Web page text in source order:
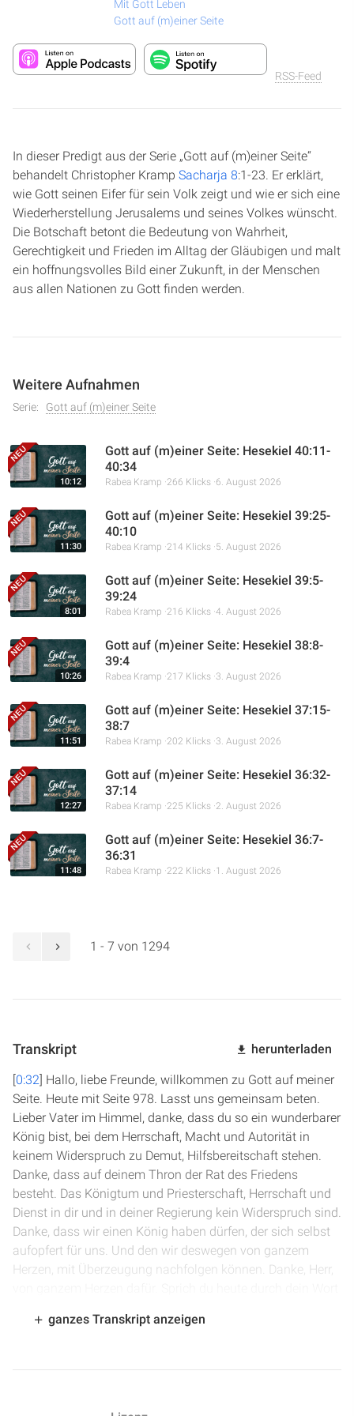
Mit Gott Leben
Gott auf (m)einer Seite
RSS-Feed
In dieser Predigt aus der Serie „Gott auf (m)einer Seite“
behandelt Christopher Kramp Sacharja 8:1-23. Er erklärt,
wie Gott seinen Eifer für sein Volk zeigt und wie er sich eine
Wiederherstellung Jerusalems und seines Volkes wünscht.
Die Botschaft betont die Bedeutung von Wahrheit,
Gerechtigkeit und Frieden im Alltag der Gläubigen und malt
ein hoffnungsvolles Bild einer Zukunft, in der Menschen
aus allen Nationen zu Gott finden werden.
Weitere Aufnahmen
Serie: Gott auf (m)einer Seite
10:12
Gott auf (m)einer Seite: Hesekiel 40:11-
40:34
Rabea Kramp 266 Klicks 6. August 2026
11:30
Gott auf (m)einer Seite: Hesekiel 39:25-
40:10
Rabea Kramp 214 Klicks 5. August 2026
8:01
Gott auf (m)einer Seite: Hesekiel 39:5-
39:24
Rabea Kramp 216 Klicks 4. August 2026
10:26
Gott auf (m)einer Seite: Hesekiel 38:8-
39:4
Rabea Kramp 217 Klicks 3. August 2026
11:51
Gott auf (m)einer Seite: Hesekiel 37:15-
38:7
Rabea Kramp 202 Klicks 3. August 2026
12:27
Gott auf (m)einer Seite: Hesekiel 36:32-
37:14
Rabea Kramp 225 Klicks 2. August 2026
11:48
Gott auf (m)einer Seite: Hesekiel 36:7-
36:31
Rabea Kramp 222 Klicks 1. August 2026
1 - 7 von 1294
Transkript herunterladen
[0:32] Hallo, liebe Freunde, willkommen zu Gott auf meiner
Seite. Heute mit Seite 978. Lasst uns gemeinsam beten.
Lieber Vater im Himmel, danke, dass du so ein wunderbarer
König bist, bei dem Herrschaft, Macht und Autorität in
keinem Widerspruch zu Demut, Hilfsbereitschaft stehen.
Danke, dass auf deinem Thron der Rat des Friedens
besteht. Das Königtum und Priesterschaft, Herrschaft und
Dienst in dir und in deiner Regierung kein Widerspruch sind.
Danke, dass wir einen König haben dürfen, der sich selbst
aufopfert für uns. Und den wir deswegen von ganzem
Herzen, mit Überzeugung nachfolgen können. Danke, Herr,
wir im Namen Jesu. Amen.
ganzes Transkript anzeigen